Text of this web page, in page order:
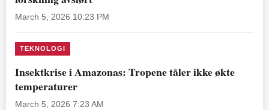
March 5, 2026 10:23 PM
TEKNOLOGI
Insektkrise i Amazonas: Tropene tåler ikke økte
temperaturer
March 5, 2026 7:23 AM